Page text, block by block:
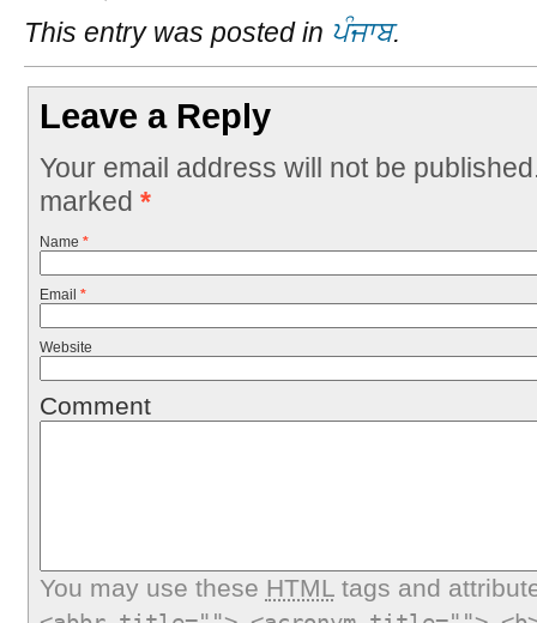
This entry was posted in ਪੰਜਾਬ.
Leave a Reply
Your email address will not be
marked *
Name *
Email *
Website
Comment
You may use these HTMLtags and